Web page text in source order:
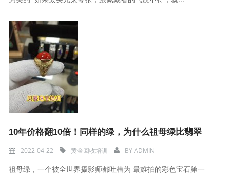
10年价格翻10倍！同样的绿，为什么祖母绿比翡翠
2022-04-22 黄金回收培训 BYADMIN
祖母绿，一个被全世界摄影师都吐槽为 最难拍的彩色宝石第一